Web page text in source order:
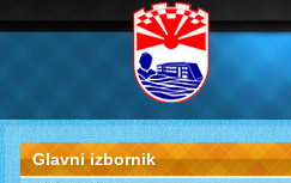
Glavni izbornik